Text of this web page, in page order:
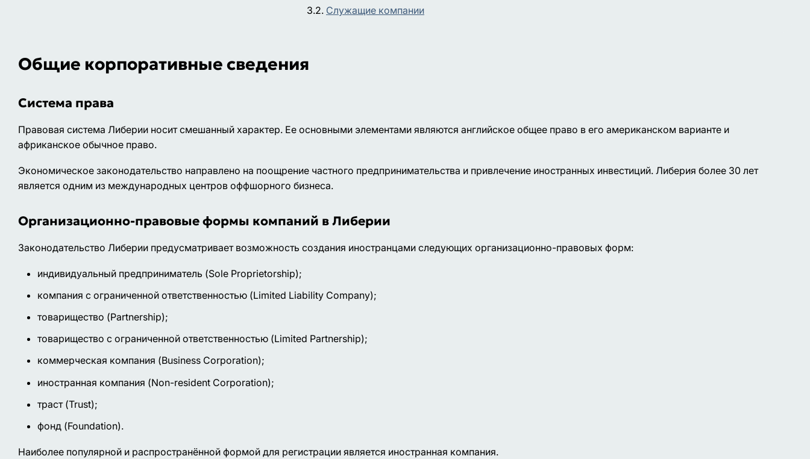
Служащие компании
Общие корпоративные сведения
Система права
Правовая система Либерии носит смешанный характер. Ее основными элементами являются английское общее право в его американском варианте и
африканское обычное право.
Экономическое законодательство направлено на поощрение частного предпринимательства и привлечение иностранных инвестиций. Либерия более 30 лет
является одним из международных центров оффшорного бизнеса.
Организационно-правовые формы компаний в Либерии
Законодательство Либерии предусматривает возможность создания иностранцами следующих организационно-правовых форм:
индивидуальный предприниматель (Sole Proprietorship);
компания с ограниченной ответственностью (Limited Liability Company);
товарищество (Partnership);
товарищество с ограниченной ответственностью (Limited Partnership);
коммерческая компания (Business Corporation);
иностранная компания (Non-resident Corporation);
траст (Trust);
фонд (Foundation).
Наиболее популярной и распространённой формой для регистрации является иностранная компания.